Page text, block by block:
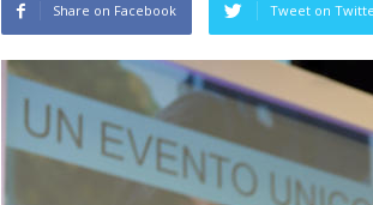
Share on Facebook Tweet on